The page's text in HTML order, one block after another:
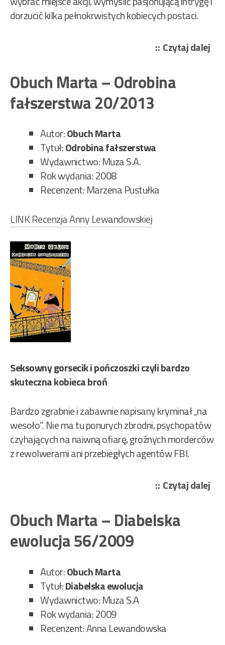
dorzucić kilka pełnokrwistych kobiecych postaci.
Czytaj dalej
Obuch Marta – Odrobina
fałszerstwa 20/2013
Autor:Obuch Marta
Tytuł:Odrobina fałszerstwa
Wydawnictwo: Muza S.A.
Rok wydania: 2008
Recenzent: Marzena Pustułka
LINK Recenzja Anny Lewandowskiej
Seksowny gorsecik i pończoszki czyli bardzo
skuteczna kobieca broń
Bardzo zgrabnie i zabawnie napisany kryminał „na
wesoło”. Nie ma tu ponurych zbrodni, psychopatów
czyhających na naiwną ofiarę, groźnych morderców
z rewolwerami ani przebiegłych agentów FBI.
Czytaj dalej
Obuch Marta – Diabelska
ewolucja 56/2009
Autor:Obuch Marta
Tytuł:Diabelska ewolucja
Wydawnictwo: Muza S.A
Rok wydania: 2009
Recenzent: Anna Lewandowska